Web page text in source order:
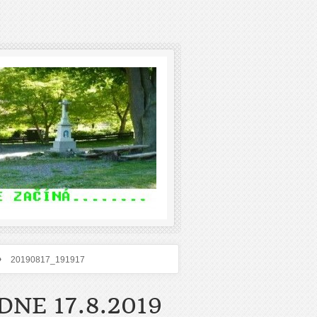
20190817_191917
17.8.2019